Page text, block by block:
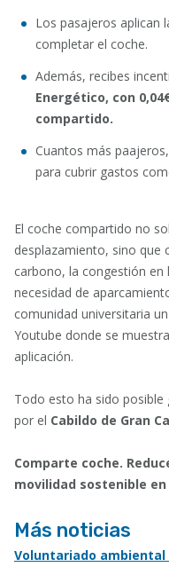
Los pasajeros aplican
completar el coche.
Además, recibes
Energético, con
compartido.
Cuantos más
para cubrir gastos
El coche compartido no
desplazamiento, sino que
carbono, la congestión en
necesidad de
comunidad universitaria
Youtube donde se
aplicación.
Todo esto ha sido posible
por el Cabildo de Gran
Comparte coche.
movilidad sostenible en
Más noticias
Voluntariado ambiental